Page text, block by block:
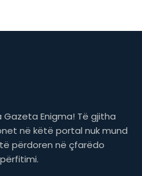
Enigma! Të gjitha
në këtë portal nuk mund
përdoren në çfarëdo